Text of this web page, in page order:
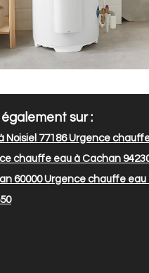
sur :
Noisiel 77186Urgence chauffe
chauffe eau à Cachan
60000Urgence chauffe eau